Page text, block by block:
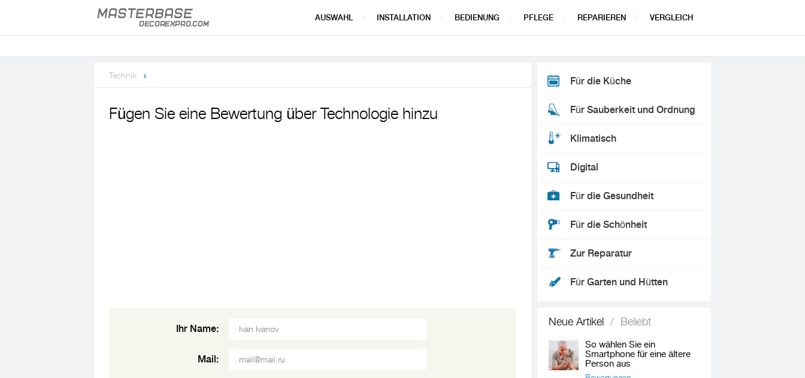
AUSWAHL INSTALLATION BEDIENUNG PFLEGE REPARIEREN VERGLEICH
Technik
Fügen Sie eine Bewertung über Technologie hinzu
Ihr Name:
Mail:
Für die Küche
Für Sauberkeit und Ordnung
Klimatisch
Digital
Für die Gesundheit
Für die Schönheit
Zur Reparatur
Für Garten und Hütten
Neue Artikel / Beliebt
So wählen Sie ein
Smartphone für eine ältere
Person aus